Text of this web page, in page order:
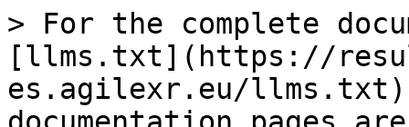
> For the complete
[llms.txt](https://
es.agilexr.eu/llms.txt).